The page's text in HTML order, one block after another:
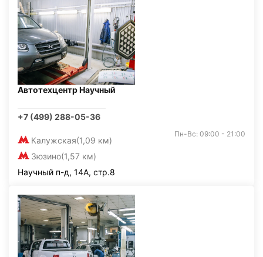
Автотехцентр Научный
+7 (499) 288-05-36
Калужская(1,09 км)
Зюзино(1,57 км)
Пн-Вс: 09:00 - 21:00
Научный п-д, 14А, стр.8